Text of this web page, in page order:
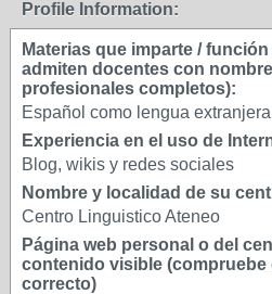
Profile Information:
Materias que imparte /
admiten docentes con
profesionales completos):
Español como lengua extranjera
Experiencia en el uso de
Blog, wikis y redes sociales
Nombre y localidad de su
Centro Linguistico Ateneo
Página web personal o del
contenido visible (compruebe
correcto)